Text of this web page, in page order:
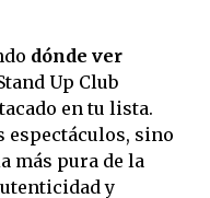
dónde ver
Up Club
en tu lista.
espectáculos, sino
más pura de la
y